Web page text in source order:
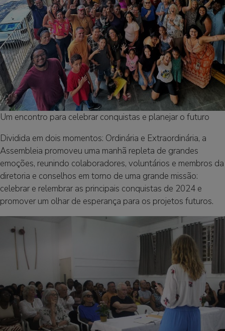
Um encontro para celebrar conquistas e planejar o futuro
Dividida em dois momentos: Ordinária e Extraordinária, a
Assembleia promoveu uma manhã repleta de grandes
emoções, reunindo colaboradores, voluntários e membros da
diretoria e conselhos em torno de uma grande missão:
celebrar e relembrar as principais conquistas de 2024 e
promover um olhar de esperança para os projetos futuros.